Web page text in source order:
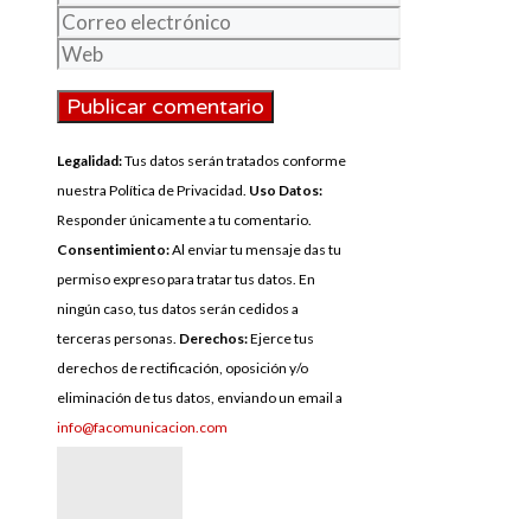
Correo
electrónico
Web
Legalidad:Tus datos serán tratados conforme
nuestra Política de Privacidad. Uso Datos:
Responder únicamente a tu comentario.
Consentimiento:Al enviar tu mensaje das tu
permiso expreso para tratar tus datos. En
ningún caso, tus datos serán cedidos a
terceras personas. Derechos:Ejerce tus
derechos de rectificación, oposición y/o
eliminación de tus datos, enviando un email a
info@facomunicacion.com